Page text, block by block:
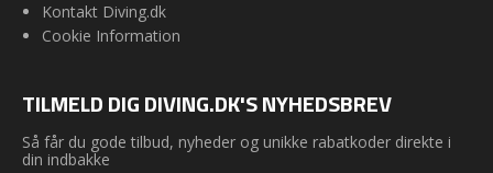
Kontakt Diving.dk
Cookie Information
TILMELD DIG DIVING.DK'S NYHEDSBREV
Så får du gode tilbud, nyheder og unikke rabatkoder direkte i
din indbakke